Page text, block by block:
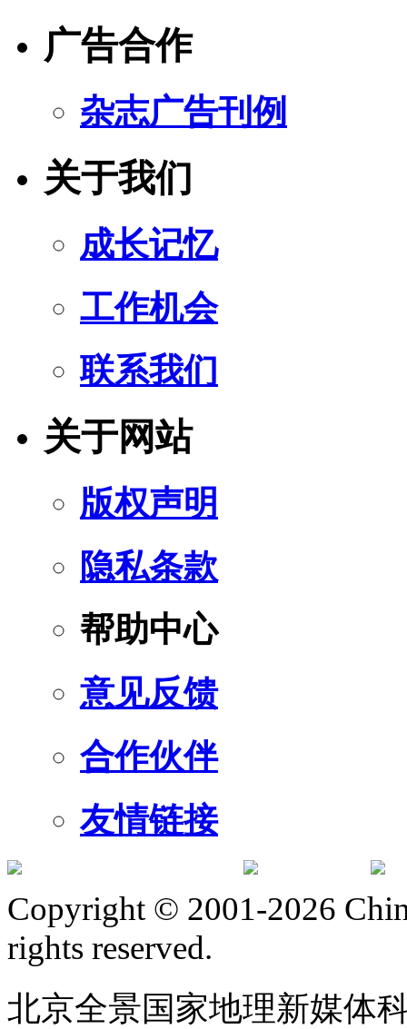
广告合作
杂志广告刊例
关于我们
成长记忆
工作机会
联系我们
关于网站
版权声明
隐私条款
帮助中心
意见反馈
合作伙伴
友情链接
Copyright © 2001-2026
rights reserved.
北京全景国家地理新媒体